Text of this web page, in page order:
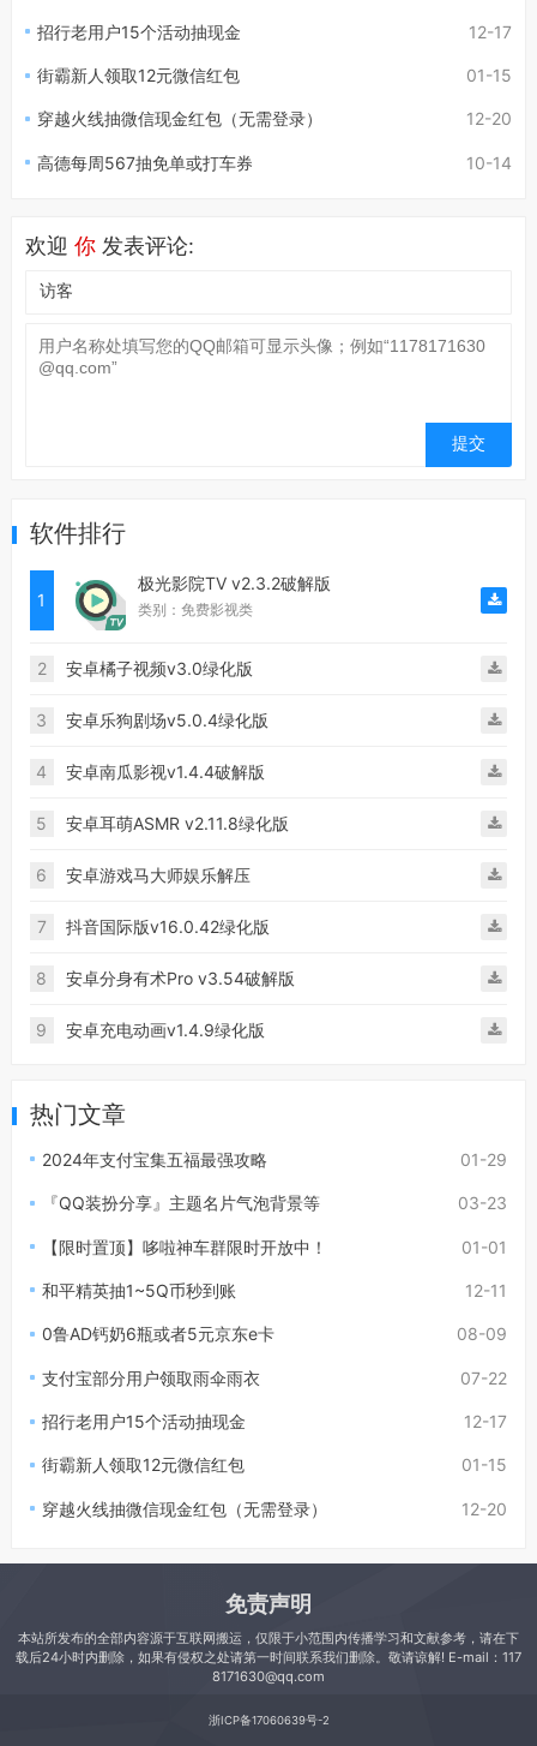
12-17
招行老用户15个活动抽现金
01-15
街霸新人领取12元微信红包
12-20
穿越火线抽微信现金红包（无需登录）
10-14
高德每周567抽免单或打车券
欢迎 你发表评论:
软件排行
1
极光影院TV v2.3.2破解版
类别：免费影视类
2 安卓橘子视频v3.0绿化版
3 安卓乐狗剧场v5.0.4绿化版
4 安卓南瓜影视v1.4.4破解版
5 安卓耳萌ASMR v2.11.8绿化版
6 安卓游戏马大师娱乐解压
7 抖音国际版v16.0.42绿化版
8 安卓分身有术Pro v3.54破解版
9 安卓充电动画v1.4.9绿化版
热门文章
01-29
2024年支付宝集五福最强攻略
03-23
『QQ装扮分享』主题名片气泡背景等
01-01
【限时置顶】哆啦神车群限时开放中！
12-11
和平精英抽1~5Q币秒到账
08-09
0鲁AD钙奶6瓶或者5元京东e卡
07-22
支付宝部分用户领取雨伞雨衣
12-17
招行老用户15个活动抽现金
01-15
街霸新人领取12元微信红包
12-20
穿越火线抽微信现金红包（无需登录）
免责声明
本站所发布的全部内容源于互联网搬运，仅限于小范围内传播学习和文献参考，请在下
载后24小时内删除，如果有侵权之处请第一时间联系我们删除。敬请谅解! E-mail：117
8171630@qq.com
浙ICP备17060639号-2